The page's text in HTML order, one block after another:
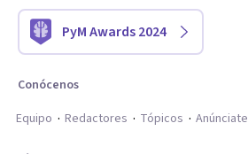
PyM Awards 2024
Conócenos
Equipo
Redactores Tópicos Anúnciate